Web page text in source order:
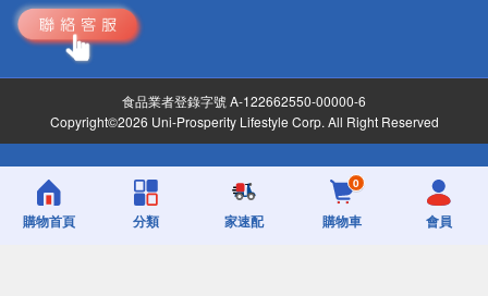
食品業者登錄字號 A-122662550-00000-6
Copyright©2026 Uni-Prosperity Lifestyle Corp. All Right Reserved
購物首頁 分類 家速配
0
購物車 會員